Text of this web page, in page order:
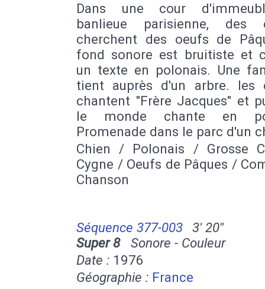
Dans une cour
banlieue parisienne, des
cherchent des oeufs de
fond sonore est bruitiste et
un texte en polonais. Une
tient auprès d'un arbre. les
chantent "Frère Jacques" et
le monde chante en
Promenade dans le parc d'un
Chien / Polonais / Grosse
Cygne / Oeufs de Pâques /
Chanson
Séquence 377-003
3' 20''
Super 8Sonore - Couleur
Date : 1976
Géographie : France